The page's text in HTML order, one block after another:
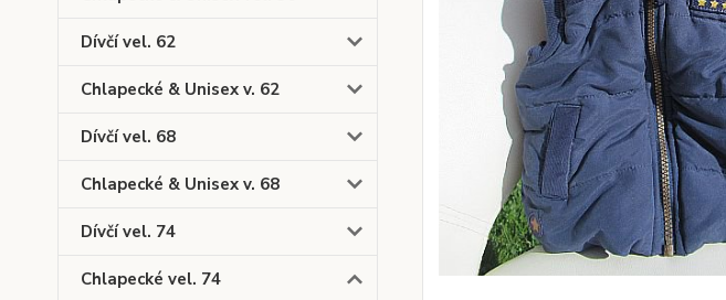
Dívčí vel. 62
Chlapecké & Unisex v. 62
Dívčí vel. 68
Chlapecké & Unisex v. 68
Dívčí vel. 74
Chlapecké vel. 74